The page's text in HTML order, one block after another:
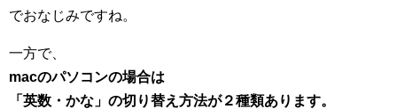
でおなじみですね。
一方で、
macのパソコンの場合は
「英数・かな」の切り替え方法が２種類あります。